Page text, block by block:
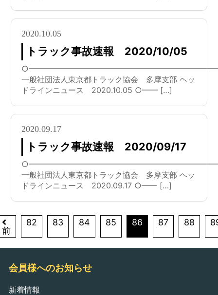
2020.10.05
トラック事故速報 2020/10/05
一般社団法人東京都トラック協会 多摩支部 ヘッ
ドラインニュース 2020.10.05 ○━━ […]
2020.09.17
トラック事故速報 2020/09/17
一般社団法人東京都トラック協会 多摩支部 ヘッ
ドラインニュース 2020.09.17 ○━━ […]
前
82 83 84 85 86 87 88
会員様へのお知らせ
新着情報